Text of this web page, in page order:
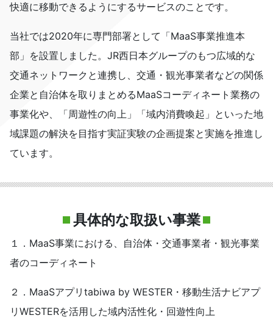
快適に移動できるようにするサービスのことです。
当社では2020年に専門部署として「MaaS事業推進本
部」を設置しました。JR西日本グループのもつ広域的な
交通ネットワークと連携し、交通・観光事業者などの関係
企業と自治体を取りまとめるMaaSコーディネート業務の
事業化や、「周遊性の向上」「域内消費喚起」といった地
域課題の解決を目指す実証実験の企画提案と実施を推進し
ています。
具体的な取扱い事業
１．MaaS事業における、自治体・交通事業者・観光事業
者のコーディネート
２．MaaSアプリtabiwa by WESTER・移動生活ナビアプ
リWESTERを活用した域内活性化・回遊性向上